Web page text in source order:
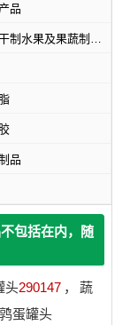
品
腌渍、干制水果及果蔬制零食小吃
品
包括在内，随
头290147 ，
蔬
蛋罐头